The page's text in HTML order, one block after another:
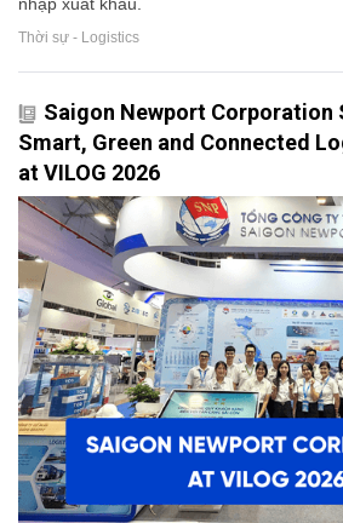
nhập xuất khẩu.
Thời sự - Logistics
Saigon Newport Corporation
Smart, Green and Connected
at VILOG 2026